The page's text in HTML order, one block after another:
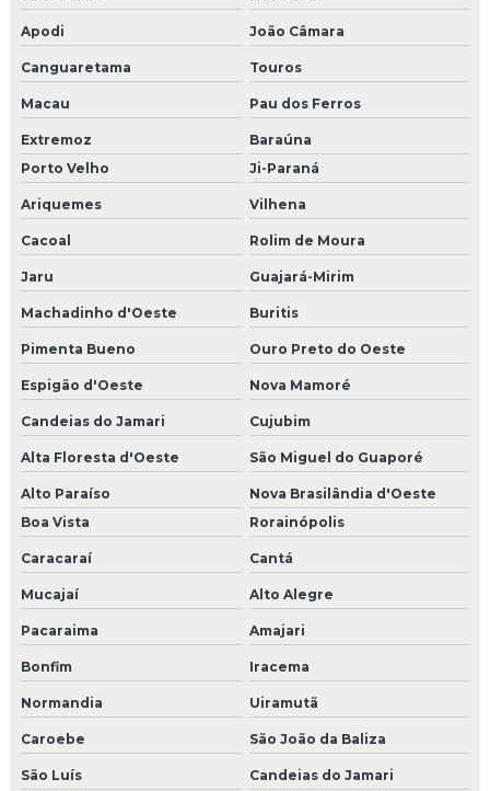
Apodi João Câmara
Canguaretama Touros
Macau Pau dos Ferros
Extremoz
Baraúna
Porto Velho
Ji-Paraná
Ariquemes Vilhena
Cacoal Rolim de Moura
Jaru Guajará-Mirim
Machadinho d'Oeste Buritis
Pimenta Bueno Ouro Preto do Oeste
Espigão d'Oeste Nova Mamoré
Candeias do Jamari Cujubim
Alta Floresta d'Oeste São Miguel do Guaporé
Alto Paraíso
Nova Brasilândia d'Oeste
Boa Vista
Rorainópolis
Caracaraí Cantá
Mucajaí Alto Alegre
Pacaraima Amajari
Bonfim Iracema
Normandia Uiramutã
Caroebe São João da Baliza
São Luís Candeias do Jamari